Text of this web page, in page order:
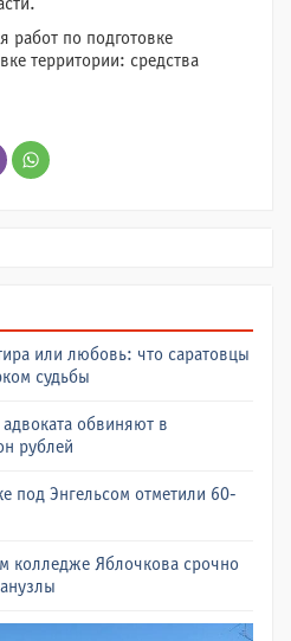
работ по подготовке
территории: средства
или любовь: что саратовцы
судьбы
адвоката обвиняют в
рублей
под Энгельсом отметили 60-
колледже Яблочкова срочно